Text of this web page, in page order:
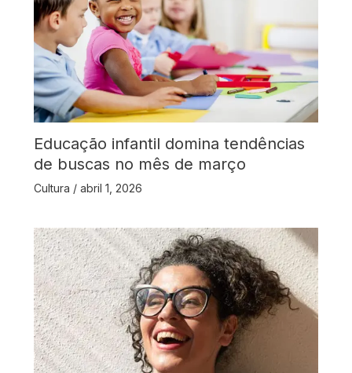
Educação infantil domina tendências
de buscas no mês de março
Cultura / abril 1, 2026